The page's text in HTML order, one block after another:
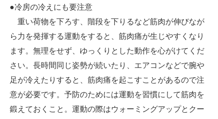
●冷房の冷えにも要注意
重い荷物を下ろす、階段を下りるなど筋肉が伸びなが
ら力を発揮する運動をすると、筋肉痛が生じやすくなり
ます。無理をせず、ゆっくりとした動作を心がけてくだ
さい。長時間同じ姿勢が続いたり、エアコンなどで腕や
足が冷えたりすると、筋肉痛を起こすことがあるので注
意が必要です。予防のためには運動を習慣にして筋肉を
鍛えておくこと。運動の際はウォーミングアップとクー